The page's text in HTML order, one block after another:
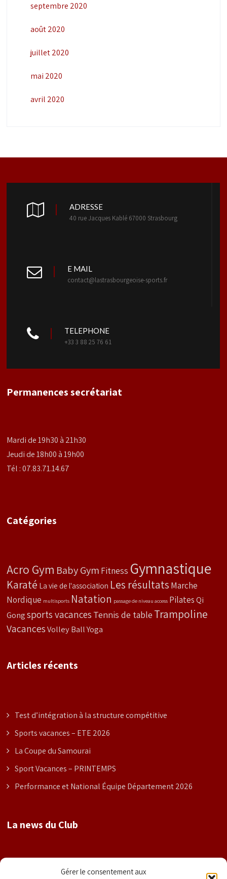
Gérer le consentement aux
septembre 2020
août 2020
juillet 2020
mai 2020
avril 2020
ADRESSE
40 rue Jacques Kablé 67000 Strasbourg
E MAIL
contact@lastrasbourgeoise-sports.fr
TELEPHONE
+33 3 88 25 76 61
Permanences secrétariat
Mardi de 19h30 à 21h30
Jeudi de 18h00 à 19h00
Tél : 07.83.71.14.67
Catégories
Acro Gym Baby Gym Fitness Gymnastique
Karaté La vie de l'association Les résultats Marche
Nordique multisports Natation passage de niveau access Pilates Qi
Gong sports vacances Tennis de table Trampoline
Vacances Volley Ball Yoga
Articles récents
Test d’intégration à la structure compétitive
Sports vacances – ETE 2026
La Coupe du Samourai
Sport Vacances – PRINTEMPS
Performance et National Équipe Département 2026
La news du Club